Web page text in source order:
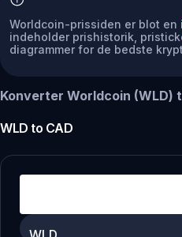
Worldcoin-prissiden er blot en i
indeholder prishistorik,
diagrammer for de bedste
Konverter Worldcoin (WLD)
WLD to CAD